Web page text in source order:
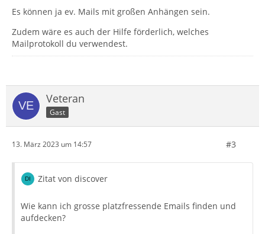
Es können ja ev. Mails mit großen Anhängen sein.
Zudem wäre es auch der Hilfe förderlich, welches
Mailprotokoll du verwendest.
Veteran
Gast
13. März 2023 um 14:57 #3
Zitat von discover
Wie kann ich grosse platzfressende Emails finden und
aufdecken?